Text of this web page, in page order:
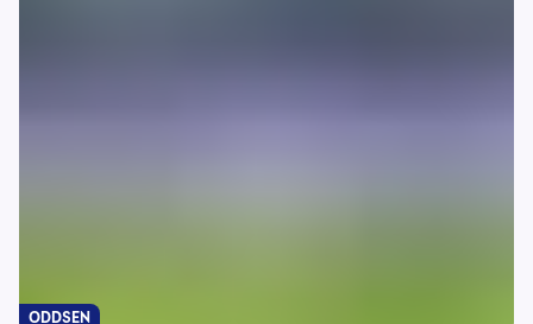
ODDSEN